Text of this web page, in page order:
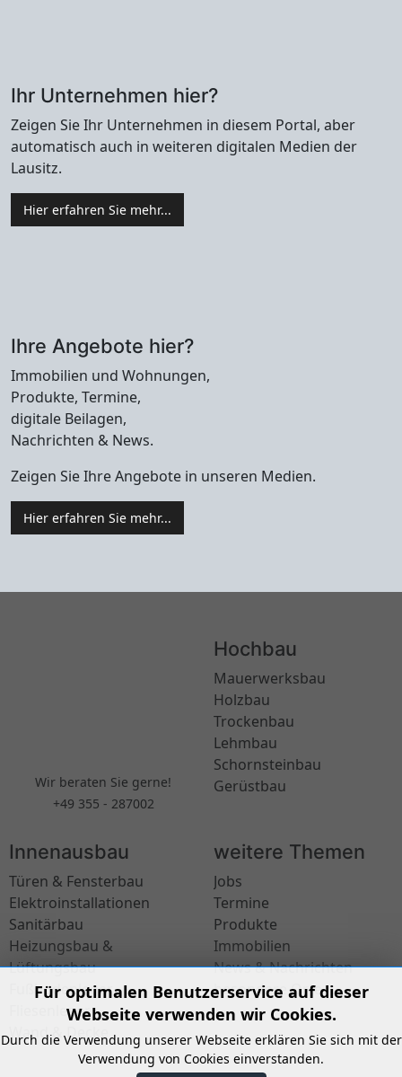
Ihr Unternehmen hier?
Zeigen Sie Ihr Unternehmen in diesem Portal, aber
automatisch auch in weiteren digitalen Medien der
Lausitz.
Hier erfahren Sie mehr...
Ihre Angebote hier?
Immobilien und Wohnungen,
Produkte, Termine,
digitale Beilagen,
Nachrichten & News.
Zeigen Sie Ihre Angebote in unseren Medien.
Hier erfahren Sie mehr...
Wir beraten Sie gerne!
+49 355 - 287002
Hochbau
Mauerwerksbau
Holzbau
Trockenbau
Lehmbau
Schornsteinbau
Gerüstbau
Innenausbau
Türen & Fensterbau
Elektroinstallationen
Sanitärbau
Heizungsbau &
Lüftungsbau
Fußbodenleger
Fliesenleger
Wand & Decke
weitere Themen
Jobs
Termine
Produkte
Immobilien
News & Nachrichten
besondere Orte
Für optimalen Benutzerservice auf dieser
Webseite verwenden wir Cookies.
Durch die Verwendung unserer Webseite erklären Sie sich mit der
Verwendung von Cookies einverstanden.